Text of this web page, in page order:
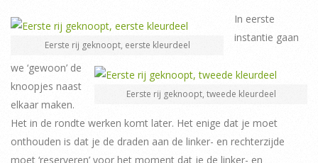
Eerste rij geknoopt, eerste kleurdeel
Eerste rij geknoopt, tweede kleurdeel
In eerste
instantie gaan
we ‘gewoon’ de
knoopjes naast
elkaar maken.
Het in de rondte werken komt later. Het enige dat je moet
onthouden is dat je de draden aan de linker- en rechterzijde
moet ‘reserveren’ voor het moment dat je de linker- en